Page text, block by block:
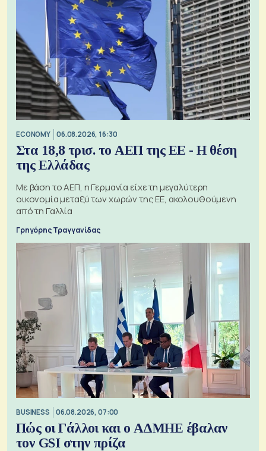
ECONOMY 06.08.2026, 16:30
Στα 18,8 τρισ. το ΑΕΠ της ΕΕ - Η θέση
της Ελλάδας
Με βάση το ΑΕΠ, η Γερμανία είχε τη μεγαλύτερη
οικονομία μεταξύ των χωρών της ΕΕ, ακολουθούμενη
από τη Γαλλία
Γρηγόρης Τραγγανίδας
BUSINESS 06.08.2026, 07:00
Πώς οι Γάλλοι και ο ΑΔΜΗΕ έβαλαν
τον GSI στην πρίζα